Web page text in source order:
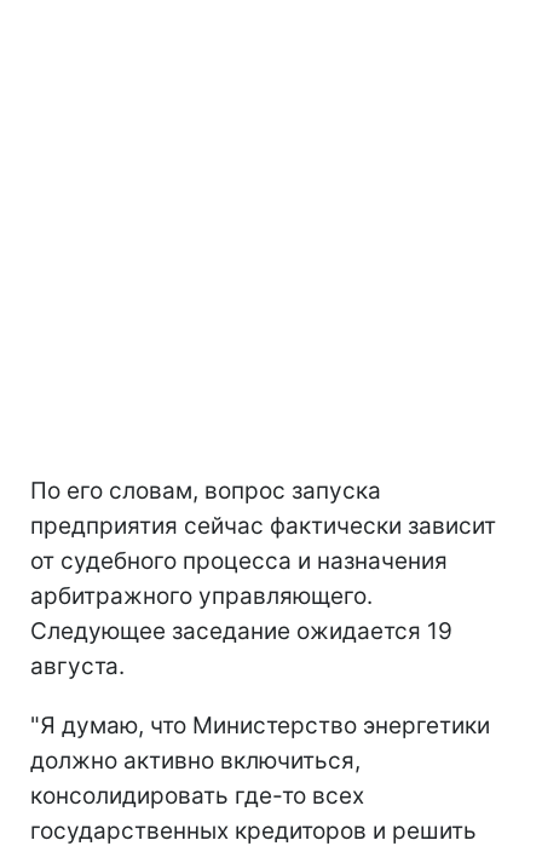
По его словам, вопрос запуска
предприятия сейчас фактически зависит
от судебного процесса и назначения
арбитражного управляющего.
Следующее заседание ожидается 19
августа.
"Я думаю, что Министерство энергетики
должно активно включиться,
консолидировать где-то всех
государственных кредиторов и решить